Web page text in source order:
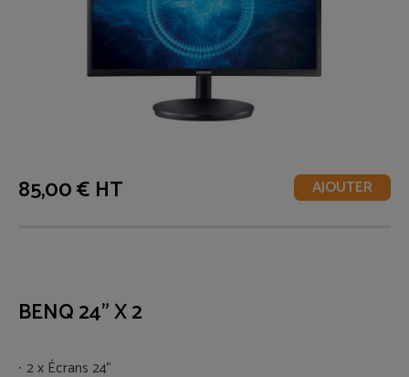
85,00 € HT AJOUTER
BENQ 24" X 2
2 x Écrans 24"